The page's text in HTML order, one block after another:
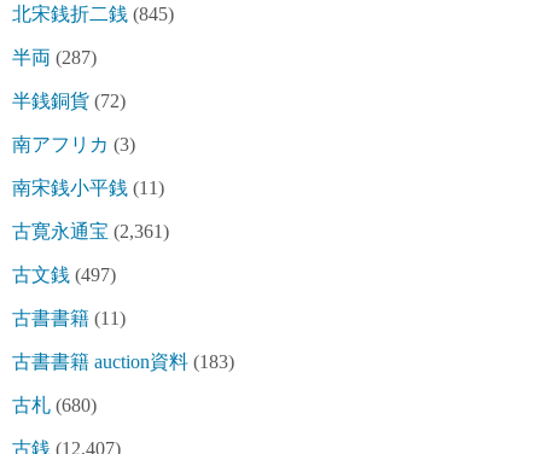
北宋銭折二銭 (845)
半両 (287)
半銭銅貨 (72)
南アフリカ (3)
南宋銭小平銭 (11)
古寛永通宝 (2,361)
古文銭 (497)
古書書籍 (11)
古書書籍 auction資料 (183)
古札 (680)
古銭 (12,407)